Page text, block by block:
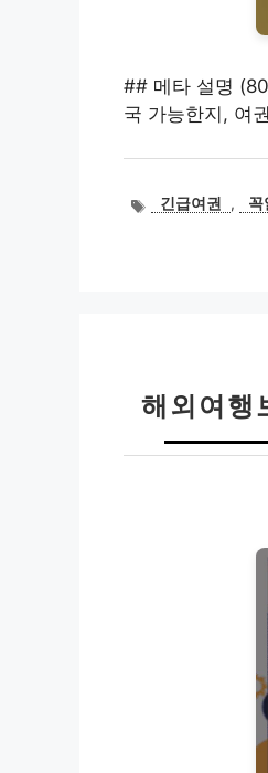
## 메타 설명
국 가능한지, 여
태긴급여권 , 꼭
해외여행